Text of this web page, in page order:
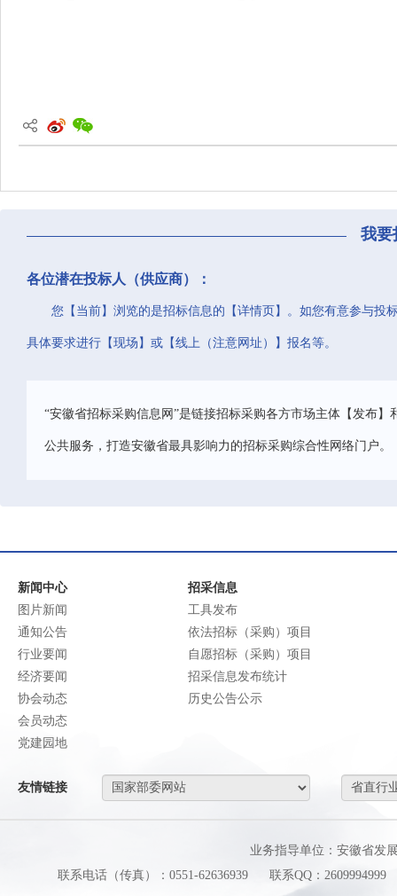
我要
各位潜在投标人（供应商）：
您【当前】浏览的是招标信息的【详情页】。如您有意参与投
具体要求进行【现场】或【线上（注意网址）】报名等。
“安徽省招标采购信息网”是链接招标采购各方市场主体【发布
公共服务，打造安徽省最具影响力的招标采购综合性网络门户。
新闻中心
图片新闻
通知公告
行业要闻
经济要闻
协会动态
会员动态
党建园地
招采信息
工具发布
依法招标（采购）项目
自愿招标（采购）项目
招采信息发布统计
历史公告公示
友情链接
业务指导单位：安徽省发
联系电话（传真）：0551-62636939
联系QQ：2609994999